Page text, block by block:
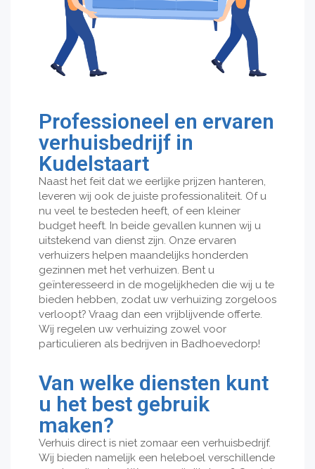
Professioneel en ervaren
verhuisbedrijf in
Kudelstaart
Naast het feit dat we eerlijke prijzen hanteren,
leveren wij ook de juiste professionaliteit. Of u
nu veel te besteden heeft, of een kleiner
budget heeft. In beide gevallen kunnen wij u
uitstekend van dienst zijn. Onze ervaren
verhuizers helpen maandelijks honderden
gezinnen met het verhuizen. Bent u
geïnteresseerd in de mogelijkheden die wij u te
bieden hebben, zodat uw verhuizing zorgeloos
verloopt? Vraag dan een vrijblijvende offerte.
Wij regelen uw verhuizing zowel voor
particulieren als bedrijven in Badhoevedorp!
Van welke diensten kunt
u het best gebruik
maken?
Verhuis direct is niet zomaar een verhuisbedrijf.
Wij bieden namelijk een heleboel verschillende